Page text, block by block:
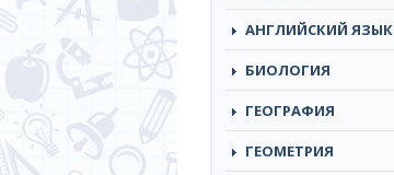
АНГЛИЙСКИЙ ЯЗЫК
БИОЛОГИЯ
ГЕОГРАФИЯ
ГЕОМЕТРИЯ